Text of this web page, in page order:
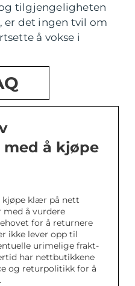
tilgjengeligheten
er det ingen tvil om
å vokse i
å kjøpe
kjøpe klær på nett
med å vurdere
for å returnere
ikke lever opp til
urimelige frakt-
har nettbutikkene
og returpolitikk for å